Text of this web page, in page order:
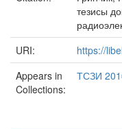
тезисы
URI:
https://
Appears in
Collections:
ТСЗИ